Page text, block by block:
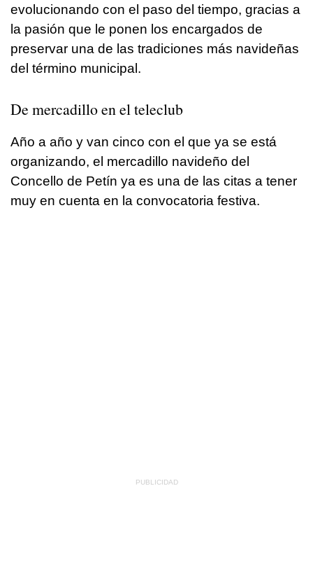
evolucionando con el paso del tiempo, gracias a
la pasión que le ponen los encargados de
preservar una de las tradiciones más navideñas
del término municipal.
De mercadillo en el teleclub
Año a año y van cinco con el que ya se está
organizando, el mercadillo navideño del
Concello de Petín ya es una de las citas a tener
muy en cuenta en la convocatoria festiva.